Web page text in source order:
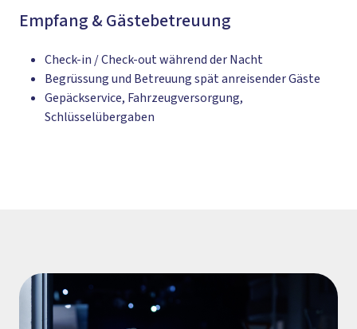
Empfang & Gästebetreuung
Check-in / Check-out während der Nacht
Begrüssung und Betreuung spät anreisender Gäste
Gepäckservice, Fahrzeugversorgung,
Schlüsselübergaben